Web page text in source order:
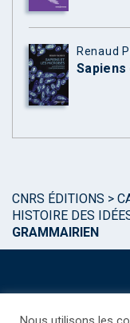
Renaud
CNRS ÉDITIONS >
HISTOIRE DES
GRAMMAIRIEN